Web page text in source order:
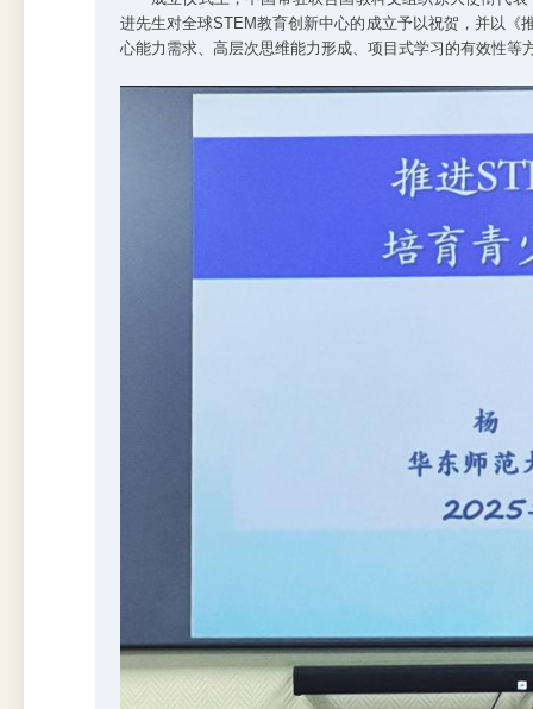
进先生对全球STEM教育创新中心的成立予以祝贺，并以
心能力需求、高层次思维能力形成、项目式学习的有效性